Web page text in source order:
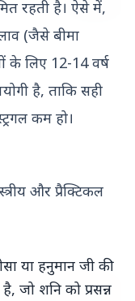
सांसद BJP
बड़ा
(AAP) को
छह अन्य
रहती है। ऐसे में,
(जैसे बीमा
के लिए 12-14 वर्ष
है, ताकि सही
कम हो।
और प्रैक्टिकल
या हनुमान जी की
जो शनि को प्रसन्न